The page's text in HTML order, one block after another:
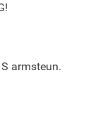
armsteun.